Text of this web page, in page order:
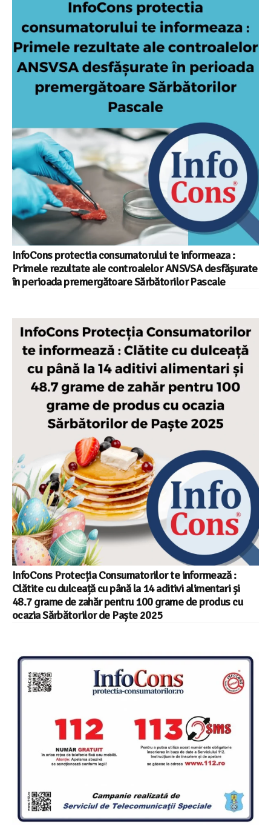
InfoCons protectia consumatorului te informeaza :
Primele rezultate ale controalelor ANSVSA desfășurate
în perioada premergătoare Sărbătorilor Pascale
InfoCons Protecția Consumatorilor te informează :
Clătite cu dulceață cu până la 14 aditivi alimentari și
48.7 grame de zahăr pentru 100 grame de produs cu
ocazia Sărbătorilor de Paște 2025